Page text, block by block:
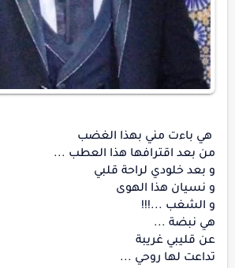
هي باءت مني بهذا الغضب
من بعد اقترافها هذا العطب ...
و بعد خلودي لراحة قلبي
و نسيان هذا الهوى
و الشغب ...!!!
هي نبضة ...
عن قليبي غريبة
تداعت لها روحي ...